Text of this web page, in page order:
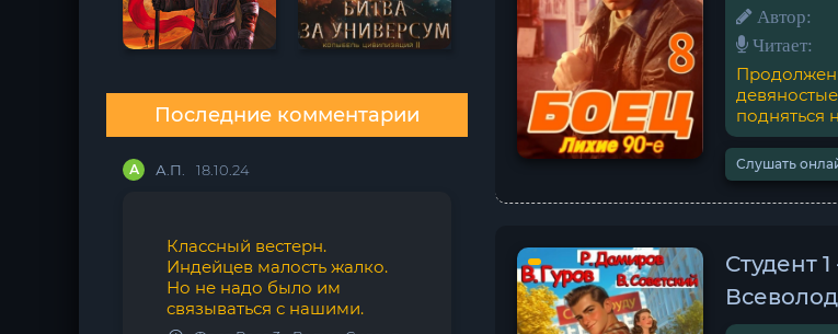
Последние комментарии
А А.П. 18.10.24
Классный вестерн.
Индейцев малость жалко.
Но не надо было им
связываться с нашими.
Автор:
Читает:
подняться
Слушать
Студент